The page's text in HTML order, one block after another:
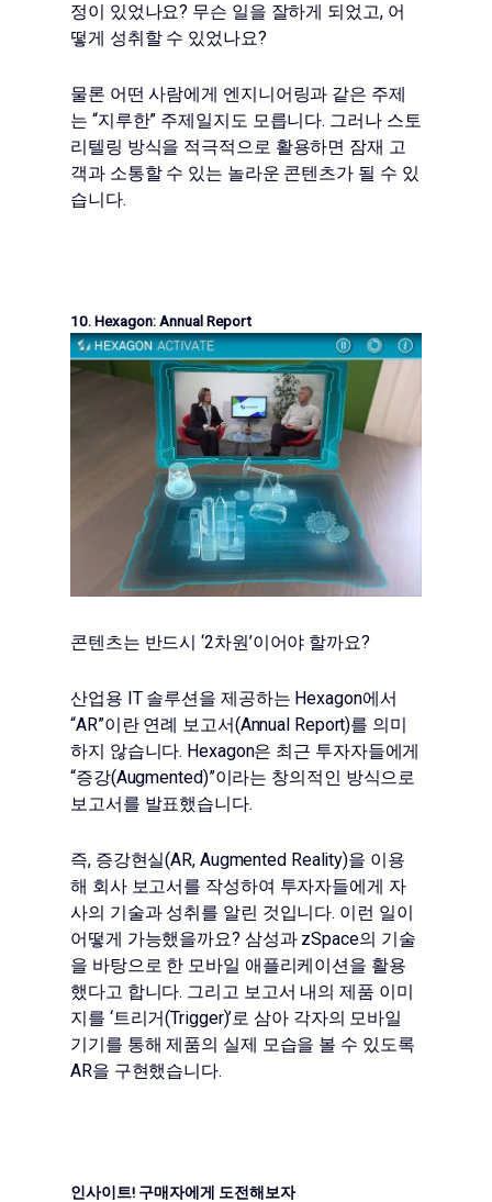
정이 있었나요? 무슨 일을 잘하게 되었고, 어
떻게 성취할 수 있었나요?
물론 어떤 사람에게 엔지니어링과 같은 주제
는 “지루한” 주제일지도 모릅니다. 그러나 스토
리텔링 방식을 적극적으로 활용하면 잠재 고
객과 소통할 수 있는 놀라운 콘텐츠가 될 수 있
습니다.
10. Hexagon: Annual Report
콘텐츠는 반드시 ‘2차원’이어야 할까요?
산업용 IT 솔루션을 제공하는 Hexagon에서
“AR”이란 연례 보고서(Annual Report)를 의미
하지 않습니다. Hexagon은 최근 투자자들에게
“증강(Augmented)”이라는 창의적인 방식으로
보고서를 발표했습니다.
즉, 증강현실(AR, Augmented Reality)을 이용
해 회사 보고서를 작성하여 투자자들에게 자
사의 기술과 성취를 알린 것입니다. 이런 일이
어떻게 가능했을까요? 삼성과 zSpace의 기술
을 바탕으로 한 모바일 애플리케이션을 활용
했다고 합니다. 그리고 보고서 내의 제품 이미
지를 ‘트리거(Trigger)’로 삼아 각자의 모바일
기기를 통해 제품의 실제 모습을 볼 수 있도록
AR을 구현했습니다.
인사이트! 구매자에게 도전해보자